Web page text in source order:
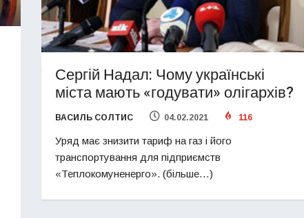
Сергій Надал: Чому українські
міста мають «годувати» олігархів?
ВАСИЛЬ СОЛТИС 04.02.2021 116
Уряд має знизити тариф на газ і його
транспортування для підприємств
«Теплокомуненерго». (більше…)